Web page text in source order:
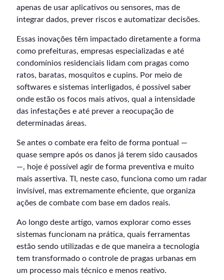
apenas de usar aplicativos ou sensores, mas de
integrar dados, prever riscos e automatizar decisões.
Essas inovações têm impactado diretamente a forma
como prefeituras, empresas especializadas e até
condomínios residenciais lidam com pragas como
ratos, baratas, mosquitos e cupins. Por meio de
softwares e sistemas interligados, é possível saber
onde estão os focos mais ativos, qual a intensidade
das infestações e até prever a reocupação de
determinadas áreas.
Se antes o combate era feito de forma pontual —
quase sempre após os danos já terem sido causados
—, hoje é possível agir de forma preventiva e muito
mais assertiva. TI, neste caso, funciona como um radar
invisível, mas extremamente eficiente, que organiza
ações de combate com base em dados reais.
Ao longo deste artigo, vamos explorar como esses
sistemas funcionam na prática, quais ferramentas
estão sendo utilizadas e de que maneira a tecnologia
tem transformado o controle de pragas urbanas em
um processo mais técnico e menos reativo.